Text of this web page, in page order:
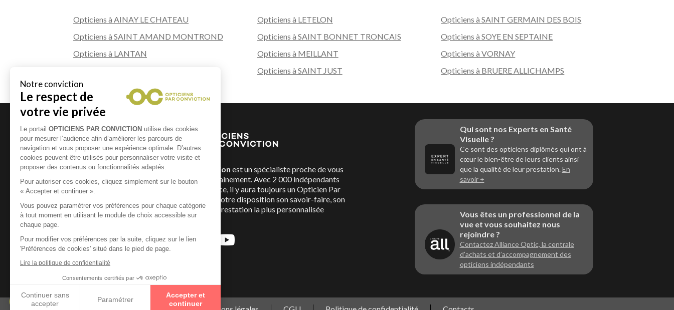
Opticiens à AINAY LE CHATEAU
Opticiens à SAINT AMAND MONTROND
Opticiens à LANTAN
Opticiens à LETELON
Opticiens à SAINT BONNET TRONCAIS
Opticiens à MEILLANT
Opticiens à SAINT JUST
Opticiens à SAINT GERMAIN DES BOIS
Opticiens à SOYE EN SEPTAINE
Opticiens à VORNAY
Opticiens à BRUERE ALLICHAMPS
Un Opticien Par Conviction est un spécialiste proche de vous
géographiquement et humainement. Avec 2 000 indépendants
répartis dans toute la France, il y aura toujours un Opticien Par
Conviction pour mettre à votre disposition son savoir-faire, son
expertise et vous offrir la prestation la plus personnalisée
possible.En savoir +
Qui sont nos Experts en Santé
Visuelle ?
Ce sont des opticiens diplômés qui ont à
cœur le bien-être de leurs clients ainsi
que la qualité de leur prestation. En
savoir +
Vous êtes un professionnel de la
vue et vous souhaitez nous
rejoindre ?
Contactez Alliance Optic, la centrale
d’achats et d’accompagnement des
opticiens indépendants